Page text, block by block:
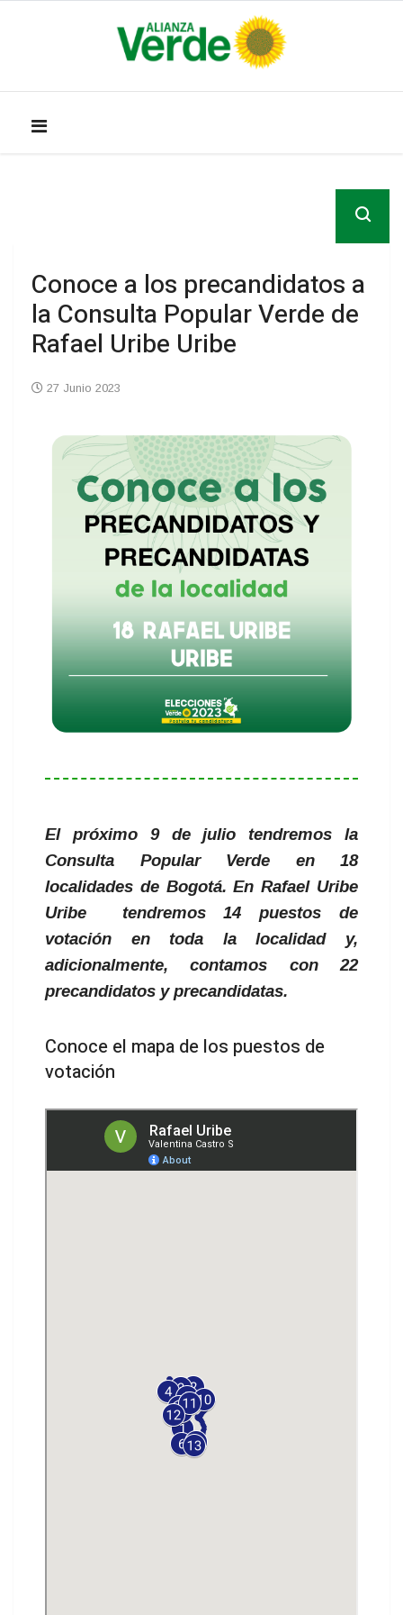
Conoce a los precandidatos a
la Consulta Popular Verde de
Rafael Uribe Uribe
27 Junio 2023
El próximo 9 de julio tendremos la
Consulta Popular Verde en 18
localidades de Bogotá. En Rafael Uribe
Uribe tendremos 14 puestos de
votación en toda la localidad y,
adicionalmente, contamos con 22
precandidatos y precandidatas.
Conoce el mapa de los puestos de
votación